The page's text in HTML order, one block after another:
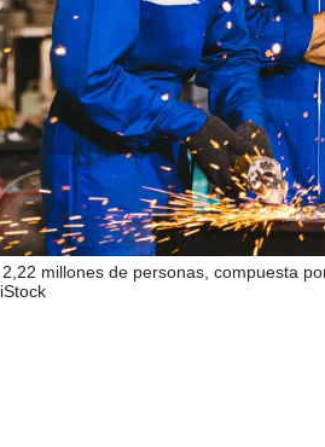
millones de personas, compuesta